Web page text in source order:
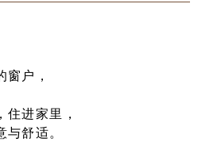
窗户，
住进家里，
与舒适。